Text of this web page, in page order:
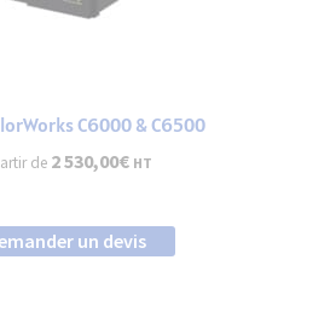
C6000 & C6500
de 2 530,00€ HT
un devis